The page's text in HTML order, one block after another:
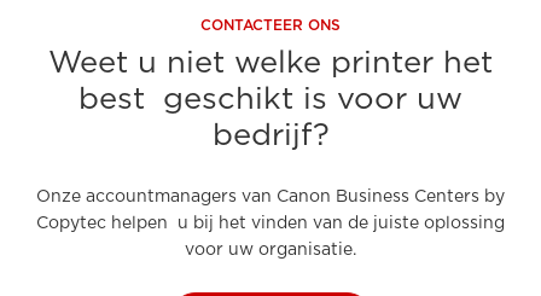
CONTACTEER ONS
Weet u niet welke printer het
best geschikt is voor uw
bedrijf?
Onze accountmanagers van Canon Business Centers by
Copytec helpen u bij het vinden van de juiste oplossing
voor uw organisatie.